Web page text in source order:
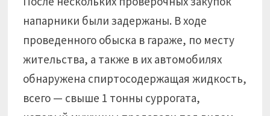
напарники были задержаны. В ходе
проведенного обыска в гараже, по месту
жительства, а также в их автомобилях
обнаружена спиртосодержащая жидкость,
всего — свыше 1 тонны суррогата,